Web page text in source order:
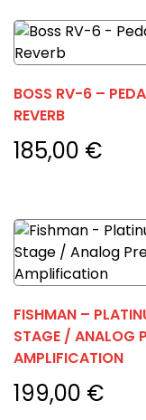
BOSS RV-6 –
REVERB
185,00 €
FISHMAN –
STAGE / ANALOG
AMPLIFICATION
199,00 €